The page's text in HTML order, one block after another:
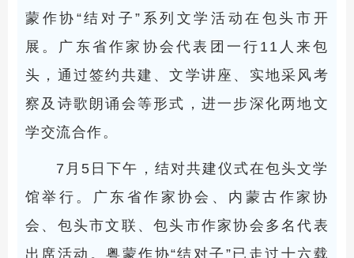
蒙作协“结对子”系列文学活动在包头市开
展。广东省作家协会代表团一行11人来包
头，通过签约共建、文学讲座、实地采风考
察及诗歌朗诵会等形式，进一步深化两地文
学交流合作。
7月5日下午，结对共建仪式在包头文学
馆举行。广东省作家协会、内蒙古作家协
会、包头市文联、包头市作家协会多名代表
出席活动。粤蒙作协“结对子”已走过十六载